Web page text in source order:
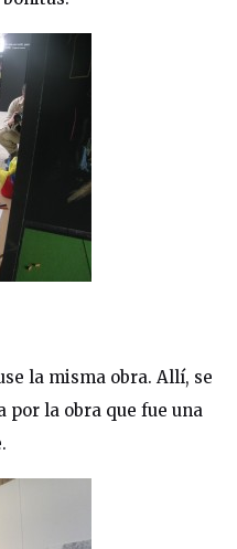
la misma obra. Allí, se
por la obra que fue una